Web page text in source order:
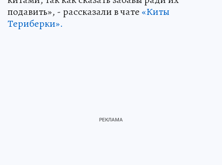
подавить», - рассказали в чате«Киты
Териберки».